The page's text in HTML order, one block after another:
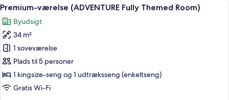
Themed
alle
billeder
af
Premium-
værelse
(ADVENTURE
Fully
3
Premium-værelse (ADVENTURE Fully Themed Room)
Byudsigt
34 m²
1 soveværelse
Plads til 5 personer
1 kingsize-seng og 1 udtræksseng (enkeltseng)
Gratis Wi-Fi